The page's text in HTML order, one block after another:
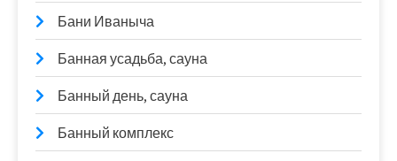
Бани Иваныча
Банная усадьба, сауна
Банный день, сауна
Банный комплекс